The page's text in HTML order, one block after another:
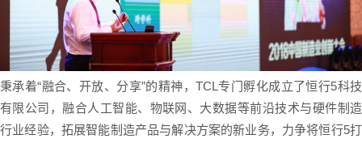
秉承着“融合、开放、分享”的精神，TCL专门孵化成立了恒行5科技
有限公司，融合人工智能、物联网、大数据等前沿技术与硬件制造
行业经验，拓展智能制造产品与解决方案的新业务，力争将恒行5打